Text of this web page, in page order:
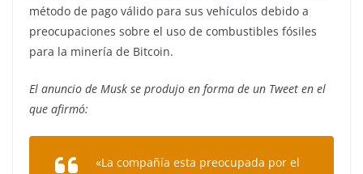
método de pago válido para sus vehículos debido a
preocupaciones sobre el uso de combustibles fósiles
para la minería de Bitcoin.
El anuncio de Musk se produjo en forma de un Tweet en el
que afirmó:
«La compañía esta preocupada por el